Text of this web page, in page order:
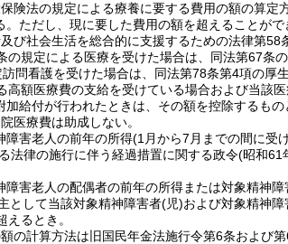
険法の規定による療養に要する費用の額の算
ただし、現に要した費用の額を超えることがで
び社会生活を総合的に支援するための法律第58
規定による医療を受けた場合は、同法第67条
問看護を受けた場合は、同法第78条第4項の
高額医療費の支給を受けている場合および当該
給付が行われたときは、その額を控除するもの
医療費は助成しない。
障害老人の前年の所得(1月から7月までの間に受
法律の施行に伴う経過措置に関する政令(昭和61
障害老人の配偶者の前年の所得または対象精神障
として当該対象精神障害者(児)および対象精神
るとき。
の計算方法は旧国民年金法施行令第6条および